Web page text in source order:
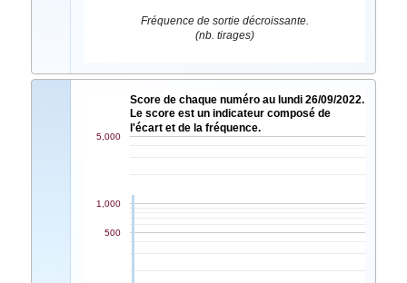
Fréquence de sortie décroissante.
(nb. tirages)
Score de chaque numéro au lundi 26/09/2022.
Le score est un indicateur composé de
l'écart et de la fréquence.
500
1,000
5,000